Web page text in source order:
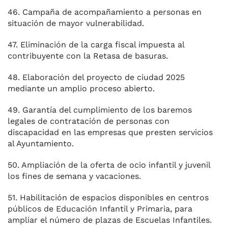
46. Campaña de acompañamiento a personas en
situación de mayor vulnerabilidad.
47. Eliminación de la carga fiscal impuesta al
contribuyente con la Retasa de basuras.
48. Elaboración del proyecto de ciudad 2025
mediante un amplio proceso abierto.
49. Garantía del cumplimiento de los baremos
legales de contratación de personas con
discapacidad en las empresas que presten servicios
al Ayuntamiento.
50. Ampliación de la oferta de ocio infantil y juvenil
los fines de semana y vacaciones.
51. Habilitación de espacios disponibles en centros
públicos de Educación Infantil y Primaria, para
ampliar el número de plazas de Escuelas Infantiles.